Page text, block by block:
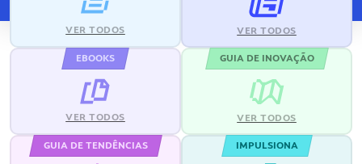
VER TODOS VER TODOS
EBOOKS
VER TODOS
GUIA DE INOVAÇÃO
VER TODOS
GUIA DE TENDÊNCIAS IMPULSIONA